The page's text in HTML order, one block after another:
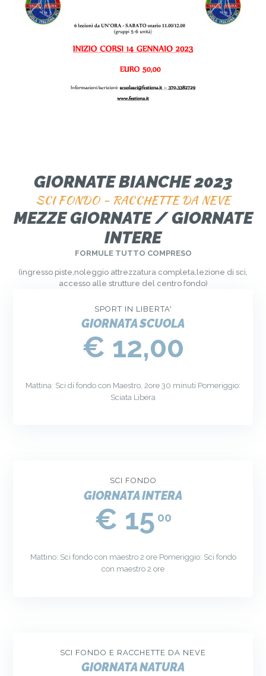
GIORNATE BIANCHE 2023
SCI FONDO - RACCHETTE DA NEVE
MEZZE GIORNATE / GIORNATE
INTERE
FORMULE TUTTO COMPRESO
(ingresso piste,noleggio attrezzatura completa,lezione di sci,
accesso alle strutture del centro fondo)
SPORT IN LIBERTA'
GIORNATA SCUOLA
€ 12,00
Mattina: Sci di fondo con Maestro, 2ore 30 minuti Pomeriggio:
Sciata Libera
SCI FONDO
GIORNATA INTERA
€ 15 00
Mattino: Sci fondo con maestro 2 ore Pomeriggio: Sci fondo
con maestro 2 ore
SCI FONDO E RACCHETTE DA NEVE
GIORNATA NATURA